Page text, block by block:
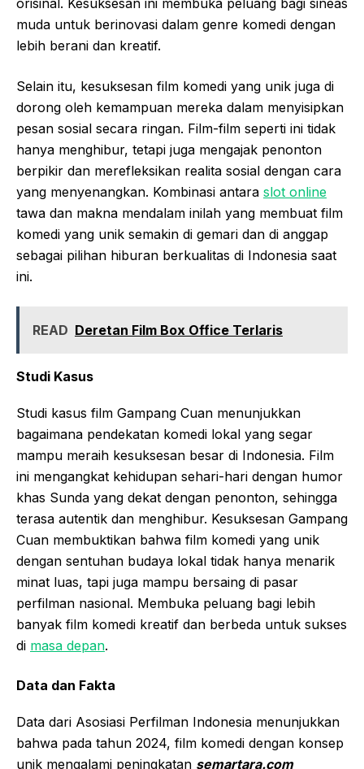
orisinal. Kesuksesan ini membuka peluang bagi sineas
muda untuk berinovasi dalam genre komedi dengan
lebih berani dan kreatif.
Selain itu, kesuksesan film komedi yang unik juga di
dorong oleh kemampuan mereka dalam menyisipkan
pesan sosial secara ringan. Film-film seperti ini tidak
hanya menghibur, tetapi juga mengajak penonton
berpikir dan merefleksikan realita sosial dengan cara
yang menyenangkan. Kombinasi antara slot online
tawa dan makna mendalam inilah yang membuat film
komedi yang unik semakin di gemari dan di anggap
sebagai pilihan hiburan berkualitas di Indonesia saat
ini.
READ Deretan Film Box Office Terlaris
Studi Kasus
Studi kasus film Gampang Cuan menunjukkan
bagaimana pendekatan komedi lokal yang segar
mampu meraih kesuksesan besar di Indonesia. Film
ini mengangkat kehidupan sehari-hari dengan humor
khas Sunda yang dekat dengan penonton, sehingga
terasa autentik dan menghibur. Kesuksesan Gampang
Cuan membuktikan bahwa film komedi yang unik
dengan sentuhan budaya lokal tidak hanya menarik
minat luas, tapi juga mampu bersaing di pasar
perfilman nasional. Membuka peluang bagi lebih
banyak film komedi kreatif dan berbeda untuk sukses
di masa depan.
Data dan Fakta
Data dari Asosiasi Perfilman Indonesia menunjukkan
bahwa pada tahun 2024, film komedi dengan konsep
unik mengalami peningkatan semartara.com